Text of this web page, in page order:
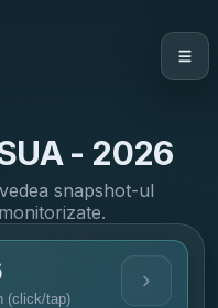
- 2026
snapshot-ul
(click/tap)
›